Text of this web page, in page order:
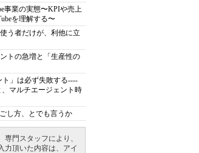
事業の実態〜KPIや売上
を理解する〜
う者だけが、利他に立
トの急増と「生産性の
ト」は必ず失敗する----
、マルチエージェント時
し方、とでも言うか
門スタッフにより、
力頂いた内容は、アイ